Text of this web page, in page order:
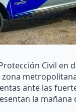
Civil en
ante las
la mañana